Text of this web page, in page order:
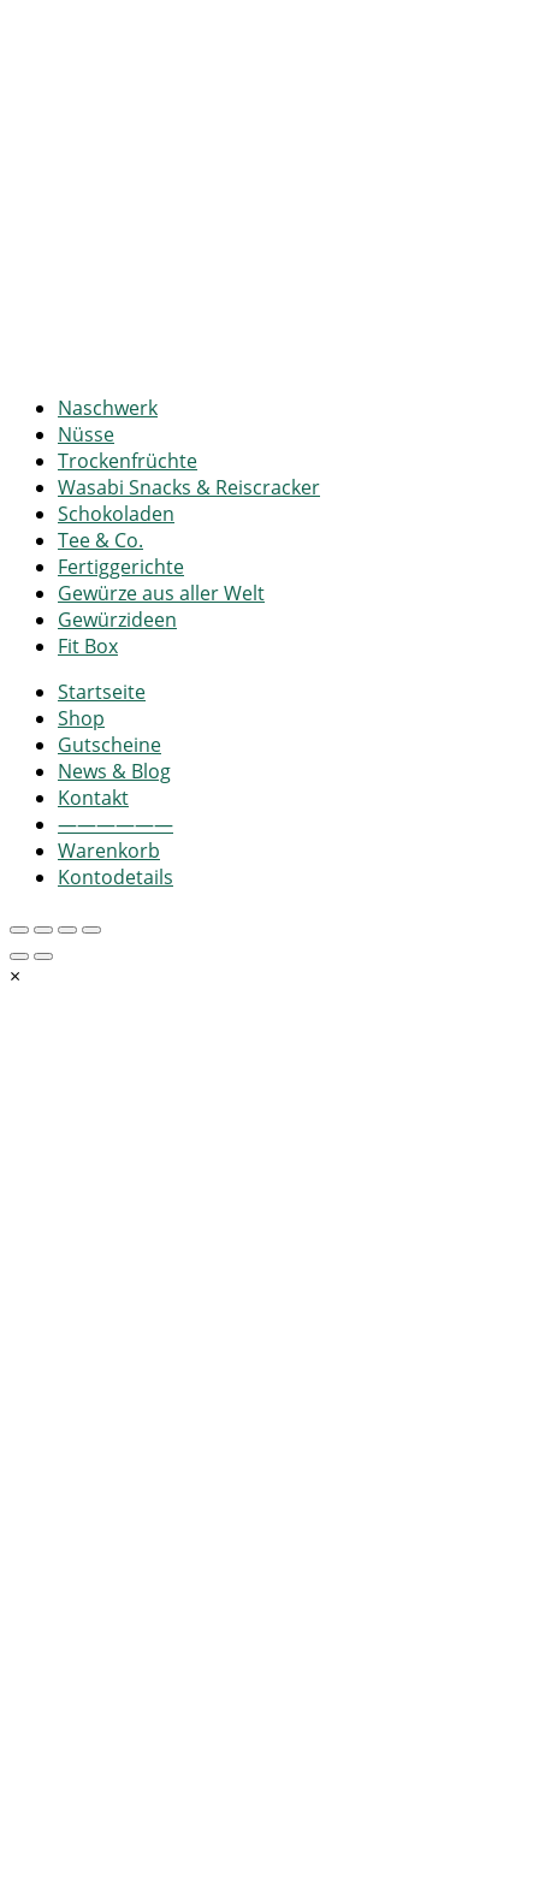
Naschwerk
Nüsse
Trockenfrüchte
Wasabi Snacks & Reiscracker
Schokoladen
Tee & Co.
Fertiggerichte
Gewürze aus aller Welt
Gewürzideen
Fit Box
Startseite
Shop
Gutscheine
News & Blog
Kontakt
——————
Warenkorb
Kontodetails
×